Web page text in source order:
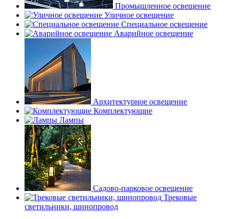
Промышленное освещение
Уличное освещение
Специальное освещение
Аварийное освещение
Архитектурное освещение
Комплектующие
Лампы
Садово-парковое освещение
Трековые
светильники, шинопровод